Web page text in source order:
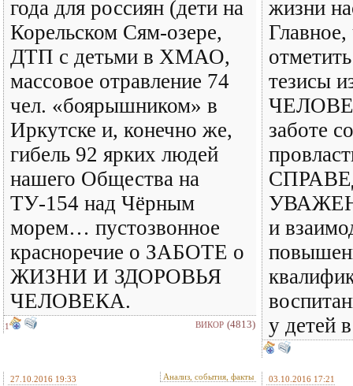
года для россиян (дети на
Корельском Сям-озере,
ДТП с детьми в ХМАО,
массовое отравление 74
чел. «боярышником» в
Иркутске и, конечно же,
гибель 92 ярких людей
нашего Общества на
ТУ-154 над Чёрным
морем… пустозвонное
красноречие о ЗАБОТЕ о
ЖИЗНИ И ЗДОРОВЬЯ
ЧЕЛОВЕКА.
1 ВИКОР (4813)
жизни
тезисы
заботе
и
у детей
27.10.2016 19:33 Анализ, события, факты 03.10.2016 17:21